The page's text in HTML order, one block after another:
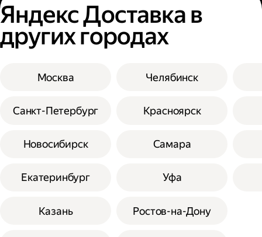
Яндекс Доставка в
других городах
Москва
Санкт-Петербург
Новосибирск
Екатеринбург
Казань
Челябинск
Красноярск
Самара
Уфа
Ростов-на-Дону